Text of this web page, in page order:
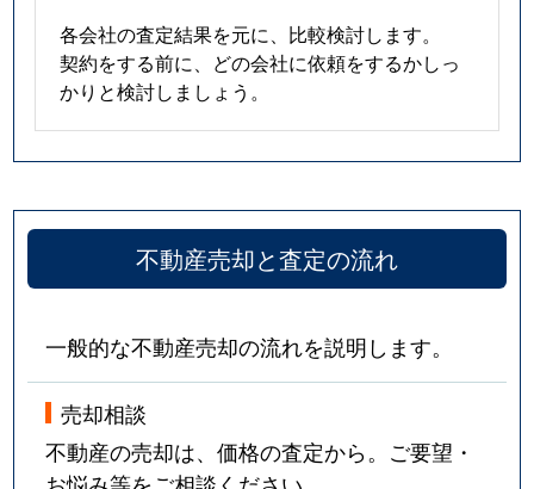
各会社の査定結果を元に、比較検討します。
契約をする前に、どの会社に依頼をするかしっ
かりと検討しましょう。
不動産売却と査定の流れ
一般的な不動産売却の流れを説明します。
売却相談
不動産の売却は、価格の査定から。ご要望・
お悩み等をご相談ください。